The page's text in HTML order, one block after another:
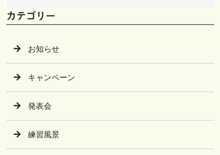
カテゴリー
お知らせ
キャンペーン
発表会
練習風景